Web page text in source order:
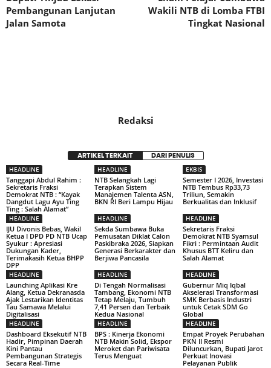
Pembangunan Lanjutan
Jalan Samota
Wakili NTB di Lomba FTBI
Tingkat Nasional
Redaksi
ARTIKEL TERKAIT DARI PENULIS
HEADLINE
Tanggapi Abdul Rahim :
Sekretaris Fraksi
Demokrat NTB : “Kayak
Dangdut Lagu Ayu Ting
Ting : Salah Alamat”
HEADLINE
NTB Selangkah Lagi
Terapkan Sistem
Manajemen Talenta ASN,
BKN RI Beri Lampu Hijau
EKBIS
Semester I 2026, Investasi
NTB Tembus Rp33,73
Triliun, Semakin
Berkualitas dan Inklusif
HEADLINE
IJU Divonis Bebas, Wakil
Ketua I DPD PD NTB Ucap
Syukur : Apresiasi
Dukungan Kader,
Terimakasih Ketua BHPP
DPP
HEADLINE
Sekda Sumbawa Buka
Pemusatan Diklat Calon
Paskibraka 2026, Siapkan
Generasi Berkarakter dan
Berjiwa Pancasila
HEADLINE
Sekretaris Fraksi
Demokrat NTB Syamsul
Fikri : Permintaan Audit
Khusus BTT Keliru dan
Salah Alamat
HEADLINE
Launching Aplikasi Kre
Alang, Ketua Dekranasda
Ajak Lestarikan Identitas
Tau Samawa Melalui
Digitalisasi
HEADLINE
Di Tengah Normalisasi
Tambang, Ekonomi NTB
Tetap Melaju, Tumbuh
7,41 Persen dan Terbaik
Kedua Nasional
HEADLINE
Gubernur Miq Iqbal
Akselerasi Transformasi
SMK Berbasis Industri
untuk Cetak SDM Go
Global
HEADLINE
Dashboard Eksekutif NTB
Hadir, Pimpinan Daerah
Kini Pantau
Pembangunan Strategis
Secara Real-Time
HEADLINE
BPS : Kinerja Ekonomi
NTB Makin Solid, Ekspor
Meroket dan Pariwisata
Terus Menguat
HEADLINE
Empat Proyek Perubahan
PKN II Resmi
Diluncurkan, Bupati Jarot
Perkuat Inovasi
Pelayanan Publik